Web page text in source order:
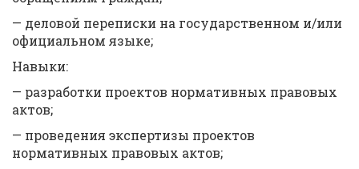
— деловой переписки на государственном и/или
официальном языке;
Навыки:
— разработки проектов нормативных правовых
актов;
— проведения экспертизы проектов
нормативных правовых актов;